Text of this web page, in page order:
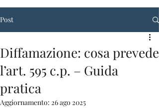
Post
Diffamazione: cosa prevede
l’art. 595 c.p. – Guida
pratica
Aggiornamento: 26 ago 2025